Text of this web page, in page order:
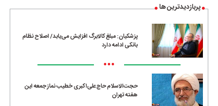
پربازدیدترین ها
پزشکیان: مبلغ کالابرگ افزایش می‌یابد/ اصلاح نظام
بانکی ادامه دارد
•••
حجت‌الاسلام حاج‌علی‌اکبری خطیب نماز جمعه این
هفته تهران